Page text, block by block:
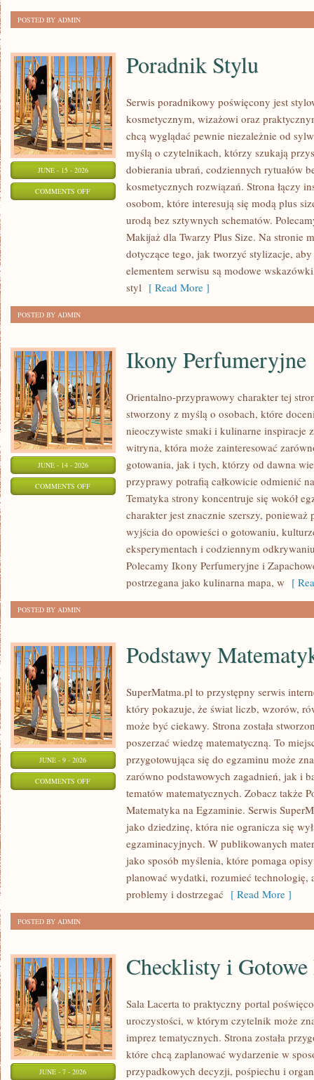
POSTED BY ADMIN
JUNE - 15 - 2026
COMMENTS OFFON
Poradnik Stylu
Serwis poradnikowy poświęcony jest
kosmetycznym, wizażowi oraz
chcą wyglądać pewnie niezależnie od
myślą o czytelnikach, którzy szukają
dobierania ubrań, codziennych rytuałów
kosmetycznych rozwiązań. Strona łączy
osobom, które interesują się modą plus
urodą bez sztywnych schematów.
Makijaż dla Twarzy Plus Size. Na stronie
dotyczące tego, jak tworzyć stylizacje,
elementem serwisu są modowe
styl [ Read More ]
POSTED BY ADMIN
JUNE - 14 - 2026
COMMENTS OFFON
PERFUMERYJNE
Ikony Perfumeryjne
Orientalno-przyprawowy charakter tej
stworzony z myślą o osobach, które
nieoczywiste smaki i kulinarne inspiracje
witryna, która może zainteresować
gotowania, jak i tych, którzy od dawna
przyprawy potrafią całkowicie odmienić
Tematyka strony koncentruje się wokół
charakter jest znacznie szerszy,
wyjścia do opowieści o gotowaniu,
eksperymentach i codziennym
Polecamy Ikony Perfumeryjne i
postrzegana jako kulinarna mapa, w [
POSTED BY ADMIN
JUNE - 9 - 2026
COMMENTS OFFON
PODSTAWY
MATEMATYKI
Podstawy
SuperMatma.pl to przystępny serwis
który pokazuje, że świat liczb, wzorów,
może być ciekawy. Strona została
poszerzać wiedzę matematyczną. To
przygotowująca się do egzaminu może
zarówno podstawowych zagadnień, jak i
tematów matematycznych. Zobacz także
Matematyka na Egzaminie. Serwis
jako dziedzinę, która nie ogranicza się
egzaminacyjnych. W publikowanych
jako sposób myślenia, które pomaga
planować wydatki, rozumieć technologię,
problemy i dostrzegać [ Read More ]
POSTED BY ADMIN
JUNE - 7 - 2026
Checklisty i Gotowe
Sala Lacerta to praktyczny portal
uroczystości, w którym czytelnik może
imprez tematycznych. Strona została
które chcą zaplanować wydarzenie w
przypadkowych decyzji, pośpiechu i